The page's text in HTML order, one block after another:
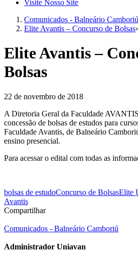
Visite Nosso Site
Comunicados - Balneário Camboriú
Elite Avantis – Concurso de Bolsas
Elite Avantis –
Bolsas
22 de novembro de 2018
A Diretoria Geral da Faculdade
concessão de bolsas de estudos para
Faculdade Avantis, de Balneário
ensino presencial.
Para acessar o edital com todas as
bolsas de estudoConcurso de BolsasElite
Avantis
Compartilhar
Comunicados - Balneário Camboriú
Administrador Uniavan